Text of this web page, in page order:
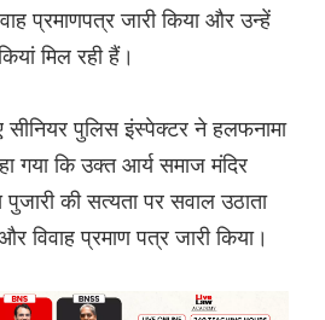
प्रमाणपत्र जारी किया और उन्हें
मिल रही हैं।
सीनियर पुलिस इंस्पेक्टर ने हलफनामा
गया कि उक्त आर्य समाज मंदिर
की सत्यता पर सवाल उठाता
विवाह प्रमाण पत्र जारी किया।